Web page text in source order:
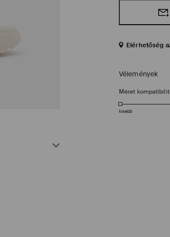
Elérhetőség
Vélemények
Méret
kisebb